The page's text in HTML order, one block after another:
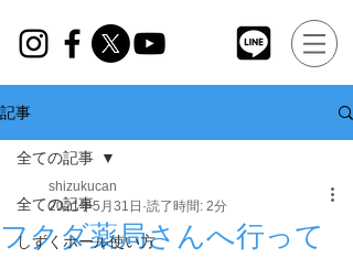
記事
全ての記事
しずくホール使い方
全ての記事
フクダ薬局さんへ行って
shizukucan
2021年5月31日 読了時間: 2分